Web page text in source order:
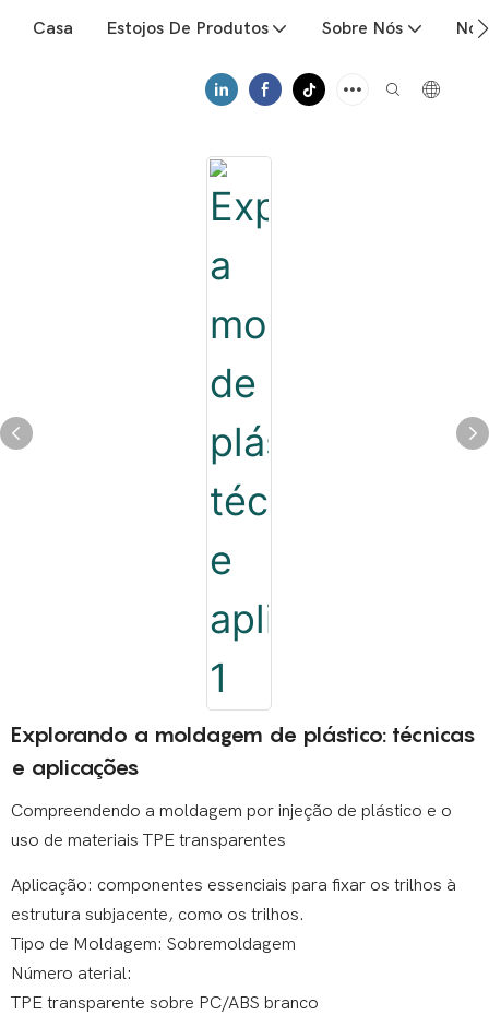
Casa Estojos De Produtos Sobre Nós
Explorando a moldagem de plástico: técnicas
e aplicações
Compreendendo a moldagem por injeção de plástico e o
uso de materiais TPE transparentes
Aplicação: componentes essenciais para fixar os trilhos à
estrutura subjacente, como os trilhos.
Tipo de Moldagem: Sobremoldagem
Número aterial:
TPE transparente sobre PC/ABS branco